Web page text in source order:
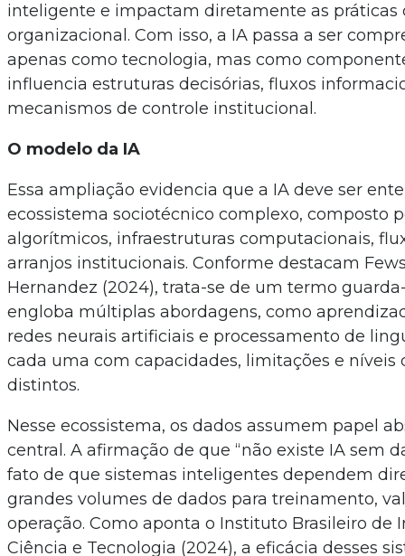
inteligente e impactam diretamente as práticas
organizacional. Com isso, a IA passa a ser
apenas como tecnologia, mas como
influencia estruturas decisórias, fluxos
mecanismos de controle institucional.
O modelo da IA
Essa ampliação evidencia que a IA deve ser
ecossistema sociotécnico complexo, composto
algorítmicos, infraestruturas computacionais,
arranjos institucionais. Conforme destacam
Hernandez (2024), trata-se de um termo
engloba múltiplas abordagens, como
redes neurais artificiais e processamento de
cada uma com capacidades, limitações e níveis
distintos.
Nesse ecossistema, os dados assumem papel
central. A afirmação de que “não existe IA sem
fato de que sistemas inteligentes dependem
grandes volumes de dados para treinamento,
operação. Como aponta o Instituto Brasileiro de
Ciência e Tecnologia (2024), a eficácia desses